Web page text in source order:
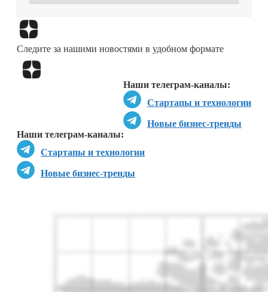
Следите за нашими новостями в удобном формате
Наши телеграм-каналы:
Стартапы и технологии
Новые бизнес-тренды
Наши телеграм-каналы:
Стартапы и технологии
Новые бизнес-тренды